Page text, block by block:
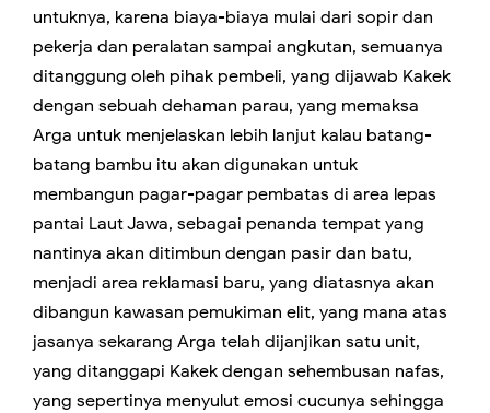
untuknya, karena biaya-biaya mulai dari sopir dan
pekerja dan peralatan sampai angkutan, semuanya
ditanggung oleh pihak pembeli, yang dijawab Kakek
dengan sebuah dehaman parau, yang memaksa
Arga untuk menjelaskan lebih lanjut kalau batang-
batang bambu itu akan digunakan untuk
membangun pagar-pagar pembatas di area lepas
pantai Laut Jawa, sebagai penanda tempat yang
nantinya akan ditimbun dengan pasir dan batu,
menjadi area reklamasi baru, yang diatasnya akan
dibangun kawasan pemukiman elit, yang mana atas
jasanya sekarang Arga telah dijanjikan satu unit,
yang ditanggapi Kakek dengan sehembusan nafas,
yang sepertinya menyulut emosi cucunya sehingga